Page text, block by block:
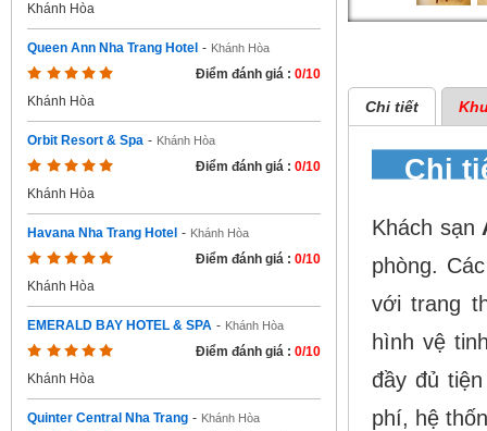
Khánh Hòa
Queen Ann Nha Trang Hotel - Khánh Hòa
Điểm đánh giá : 0/10
Khánh Hòa
Orbit Resort & Spa - Khánh Hòa
Điểm đánh giá : 0/10
Khánh Hòa
Havana Nha Trang Hotel - Khánh Hòa
Điểm đánh giá : 0/10
Khánh Hòa
EMERALD BAY HOTEL & SPA - Khánh Hòa
Điểm đánh giá : 0/10
Khánh Hòa
Quinter Central Nha Trang - Khánh Hòa
Chi tiết
Chi
Khách sạn
phòng.
với trang
hình vệ
đầy đủ
phí, hệ